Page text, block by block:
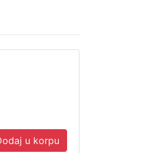
u korpu